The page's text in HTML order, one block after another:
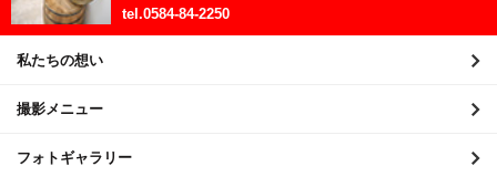
2021年4月
2021年3月
tel .0584-84-2250
私たちの想い
撮影メニュー
フォトギャラリー